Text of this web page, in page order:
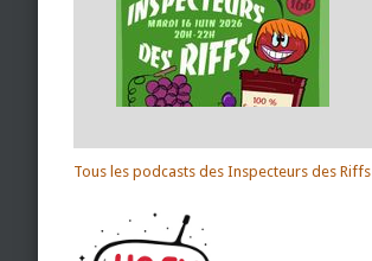
Tous les podcasts des Inspecteurs des Riffs